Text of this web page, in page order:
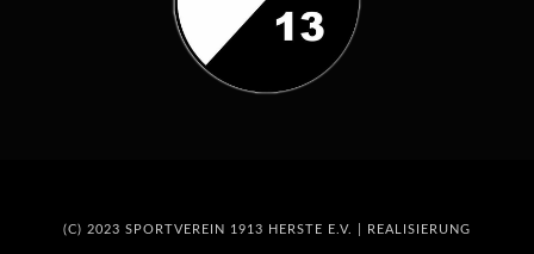
(C) 2023 SPORTVEREIN 1913 HERSTE E.V. | REALISIERUNG